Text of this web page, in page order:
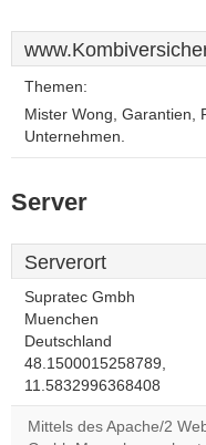
Themen:
Mister Wong, Garantien,
Unternehmen.
Server
Serverort
Supratec Gmbh
Muenchen
Deutschland
48.1500015258789,
11.5832996368408
Mittels des Apache/2